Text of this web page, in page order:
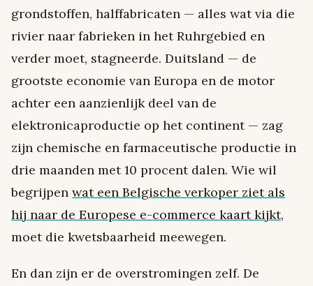
grondstoffen, halffabricaten — alles wat via die
rivier naar fabrieken in het Ruhrgebied en
verder moet, stagneerde. Duitsland — de
grootste economie van Europa en de motor
achter een aanzienlijk deel van de
elektronicaproductie op het continent — zag
zijn chemische en farmaceutische productie in
drie maanden met 10 procent dalen. Wie wil
begrijpen wat een Belgische verkoper ziet als
hij naar de Europese e-commerce kaart kijkt,
moet die kwetsbaarheid meewegen.
En dan zijn er de overstromingen zelf. De